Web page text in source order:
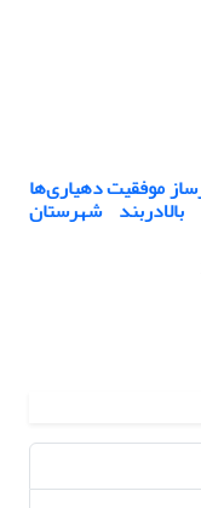
موفقیت دهیاری‌ها
شهرستان